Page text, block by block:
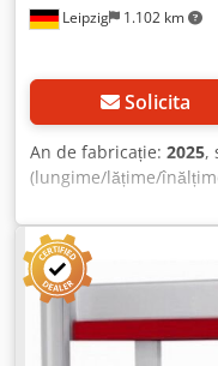
Leipzig 1.102 km
Solicita
An de fabricație: 2025,
(lungime/lățime/
4800 kg Consum total
superior SOLID 1340
4000 mm - Presiune
hidraulici Ø 80 mm -
maximă: 1300 mm -
cu indicator pentru
Direcția forței de